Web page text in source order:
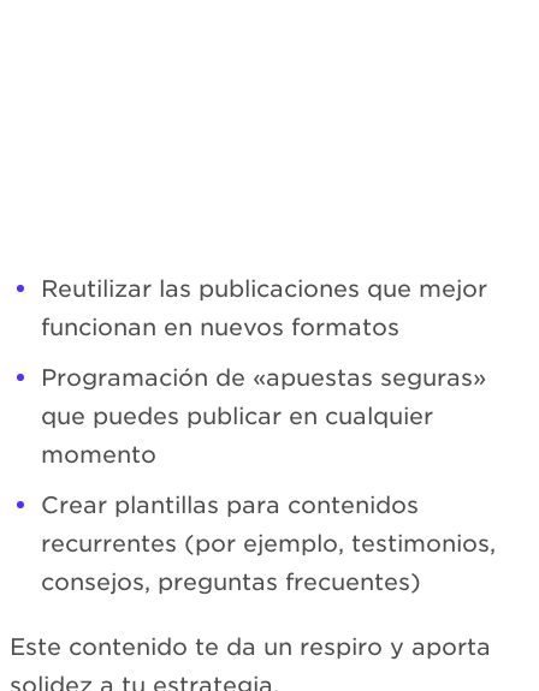
Reutilizar las publicaciones que mejor
funcionan en nuevos formatos
Programación de «apuestas seguras»
que puedes publicar en cualquier
momento
Crear plantillas para contenidos
recurrentes (por ejemplo, testimonios,
consejos, preguntas frecuentes)
Este contenido te da un respiro y aporta